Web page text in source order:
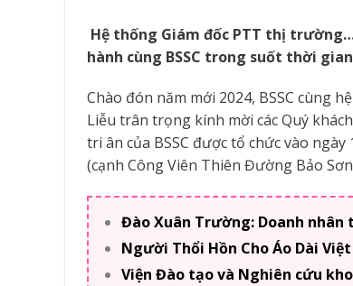
Hệ thống Giám đốc PTT thị
hành cùng BSSC trong suốt thời
Chào đón năm mới 2024, BSSC cùng
Liễu trân trọng kính mời các Quý
tri ân của BSSC được tổ chức vào
(cạnh Công Viên Thiên Đường Bảo
Đào Xuân Trường: Doanh nhân
Người Thổi Hồn Cho Áo Dài
Viện Đào tạo và Nghiên cứu